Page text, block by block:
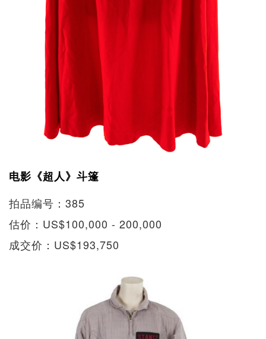
电影《超人》斗篷
拍品编号：385
估价：US$100,000 - 200,000
成交价：US$193,750